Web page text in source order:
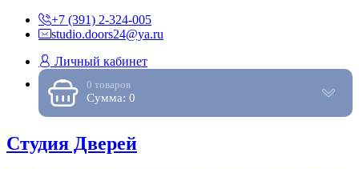
+7 (391) 2-324-005
studio.doors24@ya.ru
Личный кабинет
0 товаров
Сумма: 0
Студия Дверей